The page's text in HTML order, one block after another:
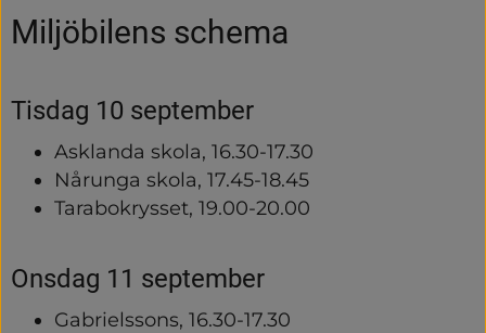
Miljöbilens schema
Tisdag 10 september
Asklanda skola, 16.30-17.30
Nårunga skola, 17.45-18.45
Tarabokrysset, 19.00-20.00
Onsdag 11 september
Gabrielssons, 16.30-17.30